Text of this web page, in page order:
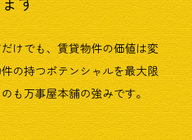
けでも、賃貸物件の価値は変
の持つポテンシャルを最大限
も万事屋本舗の強みです。